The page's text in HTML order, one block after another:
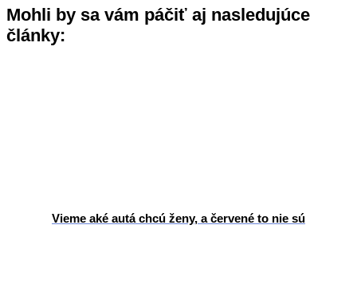
Mohli by sa vám páčiť aj nasledujúce
články:
Vieme aké autá chcú ženy, a červené to nie sú